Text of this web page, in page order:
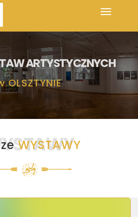
ARTYSTYCZNYCH
OLSZTYNIE
WYSTAWY